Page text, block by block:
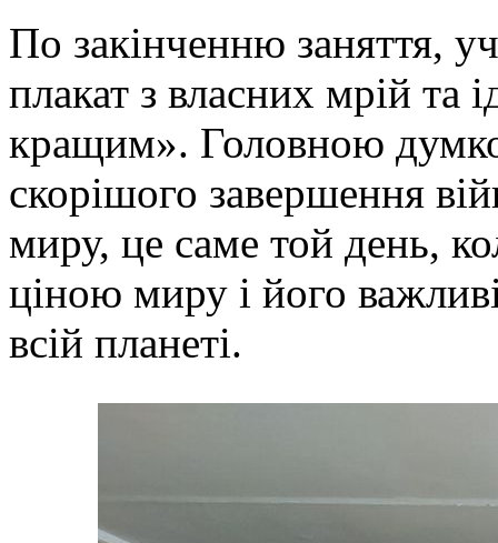
По закінченню заняття,
плакат з власних мрій та
кращим». Головною
скорішого завершення
миру, це саме той день,
ціною миру і його
всій планеті.